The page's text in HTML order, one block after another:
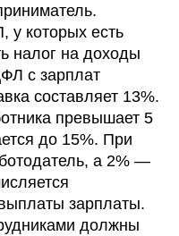
у которых есть
налог на доходы
с зарплат
составляет 13%.
превышает 5
до 15%. При
а 2% —
зарплаты.
должны